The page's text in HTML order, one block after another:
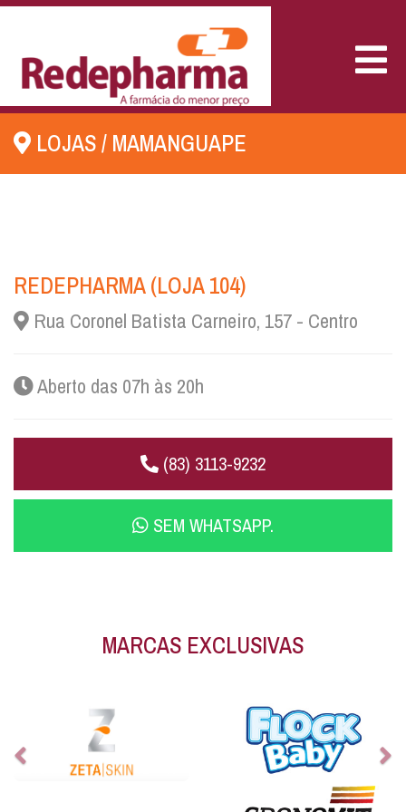
LOJAS/ MAMANGUAPE
REDEPHARMA (LOJA 104)
Rua Coronel Batista Carneiro, 157 - Centro
Aberto das 07h às 20h
(83) 3113-9232
SEM WHATSAPP.
MARCAS EXCLUSIVAS